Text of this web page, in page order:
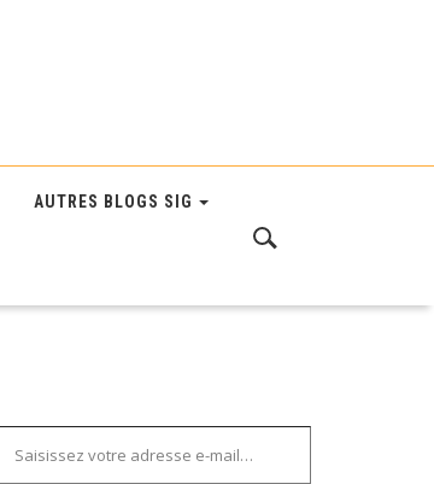
AUTRES BLOGS SIG
votre adresse e-mail…